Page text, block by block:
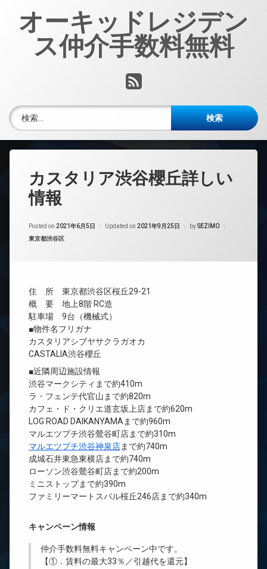
オーキッドレジデン
ス仲介手数料無料
RSS
検索:
カスタリア渋谷櫻丘詳しい
情報
Posted on 2021年6月5日 Updated on 2021年9月25日 bySEZIMO
カテゴリー:
東京都渋谷区
住 所 東京都渋谷区桜丘29-21
概 要 地上8階 RC造
駐車場 9台（機械式）
■物件名フリガナ
カスタリアシブヤサクラガオカ
CASTALIA渋谷櫻丘
■近隣周辺施設情報
渋谷マークシティまで約410m
ラ・フェンテ代官山まで約820m
カフェ・ド・クリエ道玄坂上店まで約620m
LOG ROAD DAIKANYAMAまで約960m
マルエツプチ渋谷鶯谷町店まで約310m
マルエツプチ渋谷神泉店まで約740m
成城石井東急東横店まで約740m
ローソン渋谷鶯谷町店まで約200m
ミニストップまで約390m
ファミリーマートスバル桜丘246店まで約340m
キャンペーン情報
仲介手数料無料キャンペーン中です。
【①．賃料の最大33％／引越代を還元】